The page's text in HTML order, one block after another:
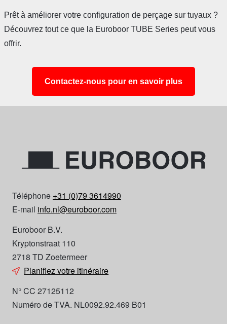
Prêt à améliorer votre configuration de perçage sur tuyaux ?
Découvrez tout ce que la Euroboor TUBE Series peut vous
offrir.
Contactez-nous pour en savoir plus
Téléphone +31 (0)79 3614990
E-mail info.nl@euroboor.com
Euroboor B.V.
Kryptonstraat 110
2718 TD Zoetermeer
Planifiez votre itinéraire
N° CC 27125112
Numéro de TVA. NL0092.92.469 B01